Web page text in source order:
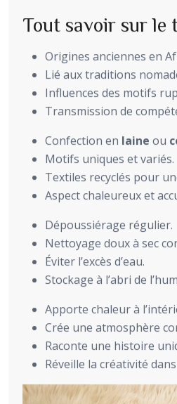
Tout savoir sur le
Origines anciennes en
Lié aux traditions
Influences des motifs
Transmission de
Confection en laine ou
Motifs uniques et variés.
Textiles recyclés pour
Aspect chaleureux et
Dépoussiérage régulier.
Nettoyage doux à sec
Éviter l’excès d’eau.
Stockage à l’abri de
Apporte chaleur à
Crée une atmosphère
Raconte une histoire
Réveille la créativité